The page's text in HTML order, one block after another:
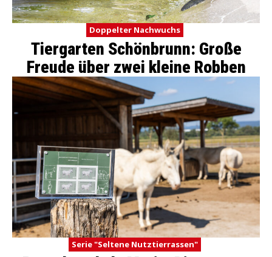
Doppelter Nachwuchs
Tiergarten Schönbrunn: Große
Freude über zwei kleine Robben
Serie "Seltene Nutztierrassen"